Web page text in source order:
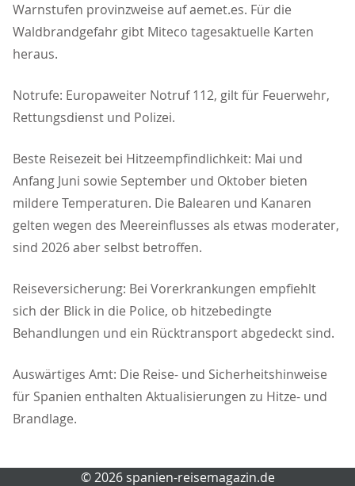
Warnstufen provinzweise auf aemet.es. Für die
Waldbrandgefahr gibt Miteco tagesaktuelle Karten
heraus.
Notrufe: Europaweiter Notruf 112, gilt für Feuerwehr,
Rettungsdienst und Polizei.
Beste Reisezeit bei Hitzeempfindlichkeit: Mai und
Anfang Juni sowie September und Oktober bieten
mildere Temperaturen. Die Balearen und Kanaren
gelten wegen des Meereinflusses als etwas moderater,
sind 2026 aber selbst betroffen.
Reiseversicherung: Bei Vorerkrankungen empfiehlt
sich der Blick in die Police, ob hitzebedingte
Behandlungen und ein Rücktransport abgedeckt sind.
Auswärtiges Amt: Die Reise- und Sicherheitshinweise
für Spanien enthalten Aktualisierungen zu Hitze- und
Brandlage.
© 2026 spanien-reisemagazin.de